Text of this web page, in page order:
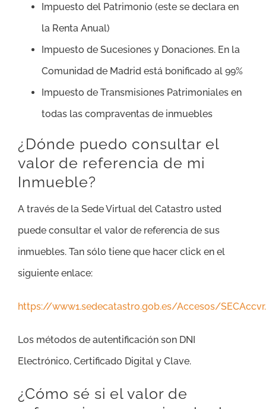
Impuesto del Patrimonio (este se declara en
la Renta Anual)
Impuesto de Sucesiones y Donaciones. En la
Comunidad de Madrid está bonificado al 99%
Impuesto de Transmisiones Patrimoniales en
todas las compraventas de inmuebles
¿Dónde puedo consultar el
valor de referencia de mi
Inmueble?
A través de la Sede Virtual del Catastro usted
puede consultar el valor de referencia de sus
inmuebles. Tan sólo tiene que hacer click en el
siguiente enlace:
https://www1.sedecatastro.gob.es/Accesos/
Los métodos de autentificación son DNI
Electrónico, Certificado Digital y Clave.
¿Cómo sé si el valor de